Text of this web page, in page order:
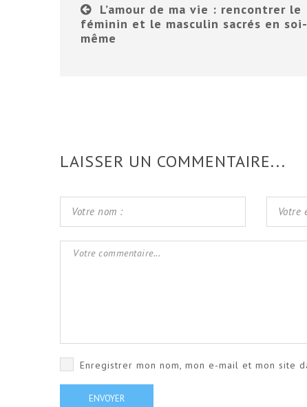
L’amour de ma vie : rencontrer le
féminin et le masculin sacrés en soi-
même
LAISSER UN COMMENTAIRE...
Enregistrer mon nom, mon e-mail et mon site